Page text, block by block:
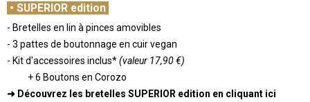
• SUPERIOR edition
- Bretelles en lin à pinces amovibles
- 3 pattes de boutonnage en cuir vegan
- Kit d'accessoires inclus*(valeur 17,90 €)
+ 6 Boutons en Corozo
➜ Découvrez les bretelles SUPERIOR edition en cliquant ici